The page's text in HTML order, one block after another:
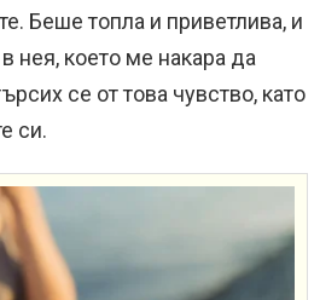
Беше топла и приветлива, и
нея, което ме накара да
се от това чувство, като
си.